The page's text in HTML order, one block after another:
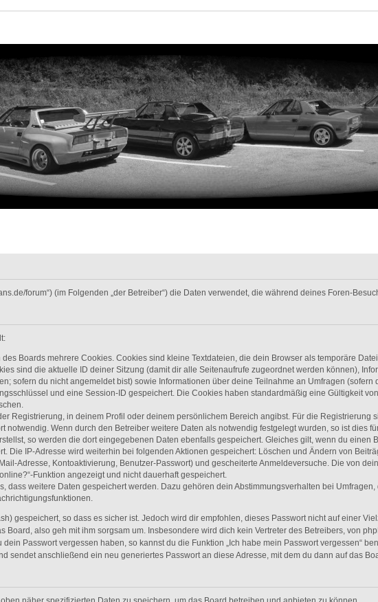
forum“) (im Folgenden „der Betreiber“) die Daten verwendet, die während deines Foren-
Boards mehrere Cookies. Cookies sind kleine Textdateien, die dein Browser als temporäre
sind die aktuelle ID deiner Sitzung (damit dir alle Seitenaufrufe zugeordnet werden können),
sofern du nicht angemeldet bist) sowie Informationen über deine Teilnahme an Umfragen
und eine Session-ID gespeichert. Die Cookies haben standardmäßig eine Gültigkeit
Registrierung, in deinem Profil oder deinem persönlichem Bereich angibst. Für die Registrierung
notwendig. Wenn durch den Betreiber weitere Daten als notwendig festgelegt wurden, so ist dies
so werden die dort eingegebenen Daten ebenfalls gespeichert. Gleiches gilt, wenn du einen
Die IP-Adresse wird weiterhin bei folgenden Aktionen gespeichert: Löschen und Ändern von
Adresse, Kontoaktivierung, Benutzer-Passwort) und gescheiterte Anmeldeversuche. Die von
Funktion angezeigt und nicht dauerhaft gespeichert.
dass weitere Daten gespeichert werden. Dazu gehören dein Abstimmungsverhalten bei
gespeichert, so dass es sicher ist. Jedoch wird dir empfohlen, dieses Passwort nicht auf einer
Board, also geh mit ihm sorgsam um. Insbesondere wird dich kein Vertreter des Betreibers, von
Passwort vergessen haben, so kannst du die Funktion „Ich habe mein Passwort vergessen“
sendet anschließend ein neu generiertes Passwort an diese Adresse, mit dem du dann auf das